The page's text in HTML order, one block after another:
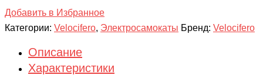
Добавить в Избранное
Категории: Velocifero, Электросамокаты Бренд: Velocifero
Описание
Характеристики